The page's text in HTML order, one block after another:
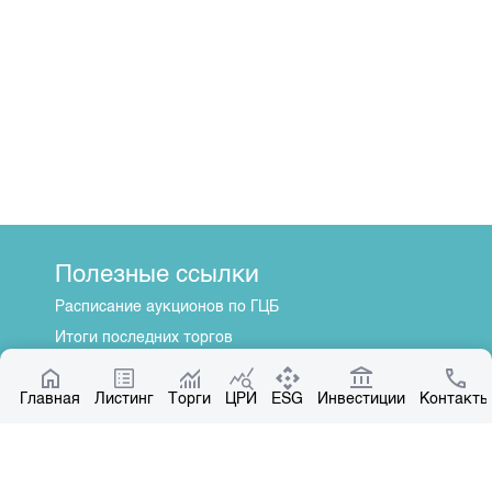
Главная Листинг Торги ЦРИ ESG Инвестиции Контакты
Полезные ссылки
Расписание аукционов по ГЦБ
Итоги последних торгов
Котировки по ЦБ
Центр раскрытия информации